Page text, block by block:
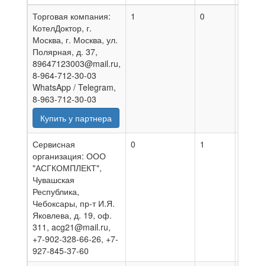
Торговая компания:
КотелДоктор, г.
Москва, г. Москва, ул.
Полярная, д. 37,
89647123003@mail.ru,
8-964-712-30-03
WhatsApp / Telegram,
8-963-712-30-03
Купить у партнера
1 0
Сервисная
организация: ООО
"АСГКОМПЛЕКТ",
Чувашская
Республика,
Чебоксары, пр-т И.Я.
Яковлева, д. 19, оф.
311, acg21@mail.ru,
+7-902-328-66-26, +7-
927-845-37-60
0 1